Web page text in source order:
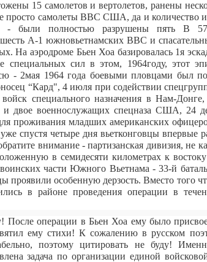
15 самолетов и вертолетов, ранены
просто самолеты ВВС США, да и количество
- были полностью разрушены пять В
А-1 южновьетнамских ВВС и
На аэродроме Бьен Хоа базировалась 1я
специальных сил в этом, 1964году, этот
- 2мая 1964 года боевыми пловцами был
“Кард", 4 июля при содействии
войск специального назначения в Нам-
двое военнослужащих спецназа США, 24
проживания младших американских
спустя четыре дня вьетконговцы впервые
внимание - партизанская дивизия, не
в семидесяти километрах к
части Южного Вьетнама - 33-й
проявили особенную дерзость. Вместо того
в районе проведения операции в
операции в Бьен Хоа ему было
ему стихи! К сожалению в русском
поэтому цитировать не буду!
задача по организации единой